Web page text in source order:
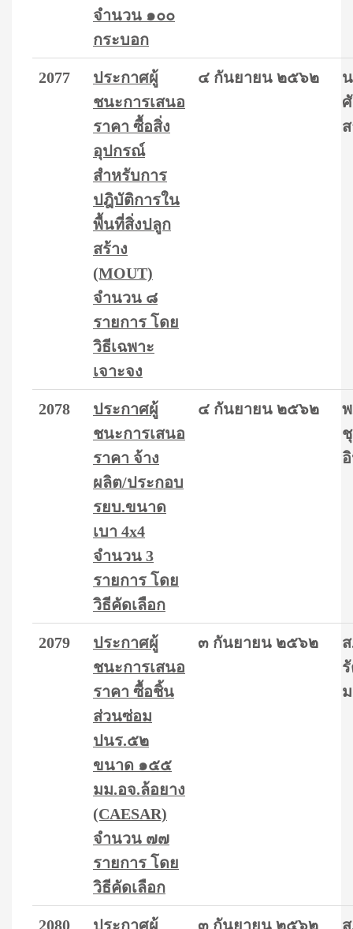
จำนวน ๑๐๐
กระบอก
2077
ประกาศผู้
ชนะการเสนอ
ราคา ซื้อสิ่ง
อุปกรณ์
สำหรับการ
ปฎิบัติการใน
พื้นที่สิ่งปลูก
สร้าง
(MOUT)
จำนวน ๘
รายการ โดย
วิธีเฉพาะ
เจาะจง
๔ กันยายน ๒๕๖๒
2078
ประกาศผู้
ชนะการเสนอ
ราคา จ้าง
ผลิต/ประกอบ
รยบ.ขนาด
เบา 4x4
จำนวน 3
รายการ โดย
วิธีคัดเลือก
๔ กันยายน ๒๕๖๒
2079
ประกาศผู้
ชนะการเสนอ
ราคา ซื้อชิ้น
ส่วนซ่อม
ปนร.๕๒
ขนาด ๑๕๕
มม.อจ.ล้อยาง
(CAESAR)
จำนวน ๗๗
รายการ โดย
วิธีคัดเลือก
๓ กันยายน ๒๕๖๒
2080 ประกาศผู้ ๓ กันยายน ๒๕๖๒